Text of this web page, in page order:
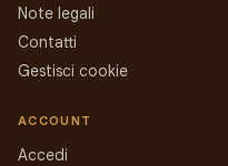
Note legali
Contatti
Gestisci cookie
ACCOUNT
Accedi